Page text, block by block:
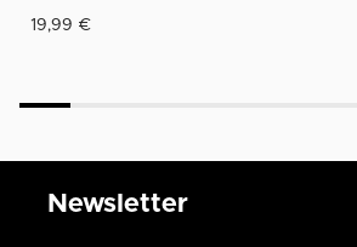
19,99 €
Newsletter